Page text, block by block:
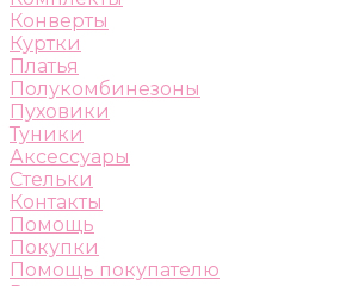
Конверты
Куртки
Платья
Полукомбинезоны
Пуховики
Туники
Аксессуары
Стельки
Контакты
Помощь
Покупки
Помощь покупателю